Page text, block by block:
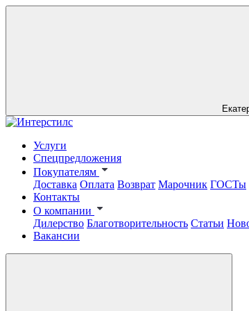
Услуги
Спецпредложения
Покупателям
Доставка Оплата Возврат Марочник ГОСТы
Контакты
О компании
Дилерство Благотворительность Статьи
Вакансии